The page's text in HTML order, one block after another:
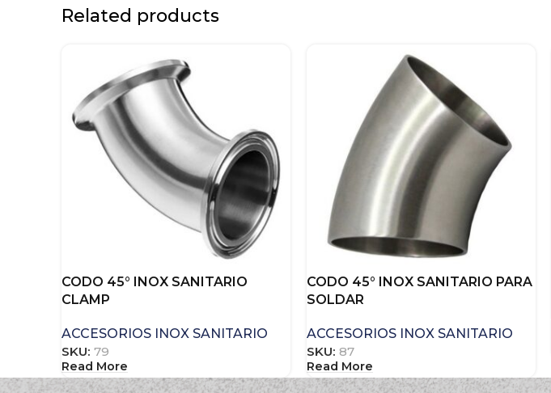
Related products
CODO 45° INOX SANITARIO
CLAMP
ACCESORIOS INOX SANITARIO
SKU: 79
Read More
CODO 45° INOX SANITARIO PARA
SOLDAR
ACCESORIOS INOX SANITARIO
SKU: 87
Read More